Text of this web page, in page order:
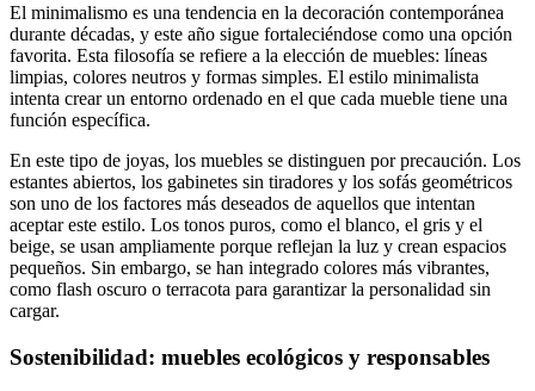
El minimalismo es una tendencia en la decoración contemporánea
durante décadas, y este año sigue fortaleciéndose como una opción
favorita. Esta filosofía se refiere a la elección de muebles: líneas
limpias, colores neutros y formas simples. El estilo minimalista
intenta crear un entorno ordenado en el que cada mueble tiene una
función específica.
En este tipo de joyas, los muebles se distinguen por precaución. Los
estantes abiertos, los gabinetes sin tiradores y los sofás geométricos
son uno de los factores más deseados de aquellos que intentan
aceptar este estilo. Los tonos puros, como el blanco, el gris y el
beige, se usan ampliamente porque reflejan la luz y crean espacios
pequeños. Sin embargo, se han integrado colores más vibrantes,
como flash oscuro o terracota para garantizar la personalidad sin
cargar.
Sostenibilidad: muebles ecológicos y responsables